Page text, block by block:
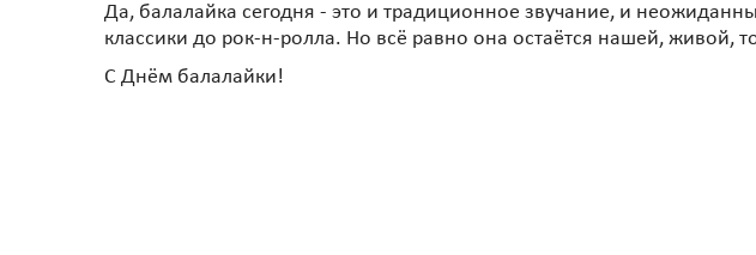
Да, балалайка сегодня - это и традиционное звучание, и
классики до рок-н-ролла. Но всё равно она остаётся нашей, живой,
С Днём балалайки!